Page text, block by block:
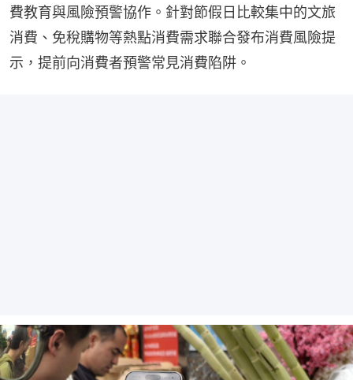
費教育與風險預警協作。針對節假日比較集中的文旅
消費、免稅購物等熱點消費需求聯合發布消費風險提
示，提前向消費者預警常見消費陷阱。